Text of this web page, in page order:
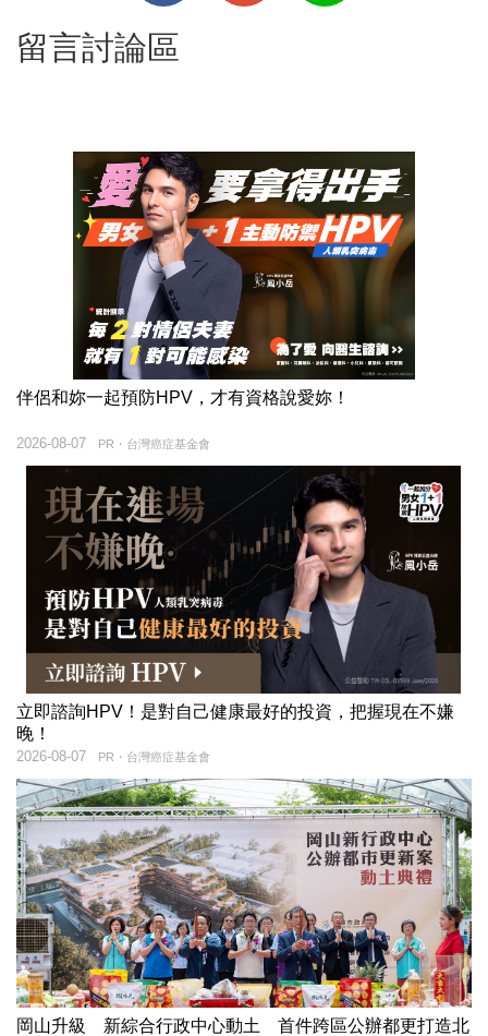
留言討論區
伴侶和妳一起預防HPV，才有資格說愛妳！
PR・台灣癌症基金會
2026-08-07
立即諮詢HPV！是對自己健康最好的投資，把握現在不嫌
晚！
PR・台灣癌症基金會
2026-08-07
岡山升級 新綜合行政中心動土 首件跨區公辦都更打造北